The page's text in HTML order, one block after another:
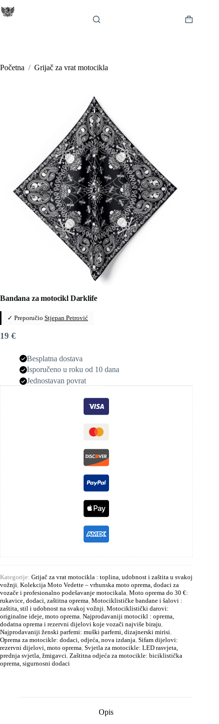
na
Košarica
Početna / Grijač za vrat motocikla
Bandana za motocikl Darklife
✓ Preporučio Stjepan Petrović
19 €
Besplatna dostava
Isporučeno u roku od 10 dana
Jednostavan povrat
Kategorije: Grijač za vrat motocikla : toplina, udobnost i zaštita u svakoj
vožnji, Kolekcija Moto Vedette – vrhunska moto oprema, dodaci za
vozače i profesionalno podešavanje motocikala, Moto oprema do 30 €:
rukavice, dodaci, zaštitna oprema, Motociklističke bandane i šalovi :
zaštita, stil i udobnost na svakoj vožnji, Motociklistički darovi:
originalne ideje, moto oprema, Najprodavaniji motocikl : oprema,
dodatna oprema i rezervni dijelovi koje vozači najviše biraju,
Najprodavaniji ženski parfemi: muški parfemi, dizajnerski mirisi,
Oprema za motocikle: dodaci, odjeća, nova izdanja, Sifam dijelovi:
rezervni dijelovi, moto oprema, Svjetla za motocikle: LED rasvjeta,
prednja svjetla, žmigavci, Zaštitna odjeća za motocikle: biciklistička
oprema, sigurnosni dodaci
Opis